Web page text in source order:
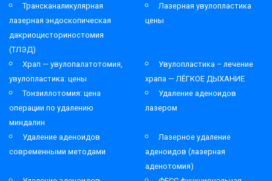
Трансканаликулярная
лазерная эндоскопическая
дакриоцисториностомия
(ТЛЭД)
Лазерная увулопластика
цены
Храп — увулопалатотомия,
увулопластика: цены
Увулопластика – лечение
храпа — ЛЁГКОЕ ДЫХАНИЕ
Тонзиллотомия: цена
операции по удалению
миндалин
Удаление аденоидов
лазером
Удаление аденоидов
современными методами
Лазерное удаление
аденоидов (лазерная
аденотомия)